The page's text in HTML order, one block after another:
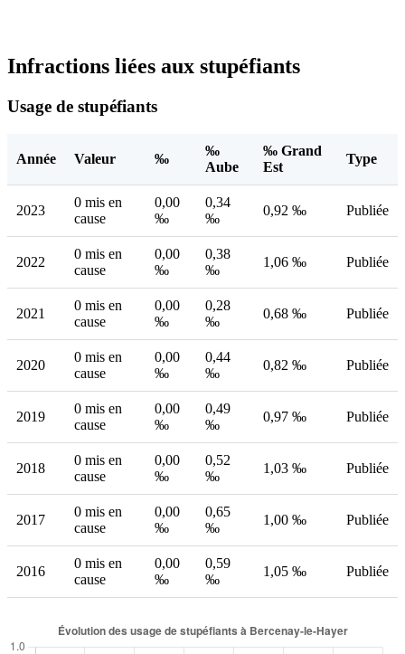
Infractions liées aux stupéfiants
Usage de stupéfiants
Année Valeur ‰
‰
Aube
‰ Grand
Est
Type
2023
0 mis en
cause
0,00
‰
0,34
‰
0,92 ‰ Publiée
2022
0 mis en
cause
0,00
‰
0,38
‰
1,06 ‰ Publiée
2021
0 mis en
cause
0,00
‰
0,28
‰
0,68 ‰ Publiée
2020
0 mis en
cause
0,00
‰
0,44
‰
0,82 ‰ Publiée
2019
0 mis en
cause
0,00
‰
0,49
‰
0,97 ‰ Publiée
2018
0 mis en
cause
0,00
‰
0,52
‰
1,03 ‰ Publiée
2017
0 mis en
cause
0,00
‰
0,65
‰
1,00 ‰ Publiée
2016
0 mis en
cause
0,00
‰
0,59
‰
1,05 ‰ Publiée